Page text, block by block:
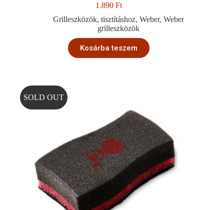
1.890 Ft
Grilleszközök,tisztításhoz,Weber,Weber
grilleszközök
Kosárba teszem
SOLD OUT